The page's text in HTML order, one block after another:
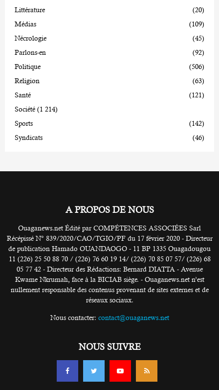
Littérature
(20)
Médias
(109)
Nécrologie
(45)
Parlons-en
(92)
Politique
(506)
Religion
(63)
Santé
(121)
Société (1 214)
Sports
(142)
Syndicats
(46)
A PROPOS DE NOUS
Ouaganews.net Édité par COMPÉTENCES ASSOCIÉES Sarl
Récépissé N° 839/2020/CAO/TGIO/PF du 17 février 2020 - Directeur
de publication Hamado OUANDAOGO - 11 BP 1335 Ouagadougou
11 (226) 25 50 88 70 / (226) 76 60 19 14/ (226) 70 85 07 57/ (226) 68
05 77 42 - Directeur des Rédactions: Bernard DIATTA - Avenue
Kwame Nkrumah, face à la BICIAB siège. - Ouaganews.net n’est
nullement responsable des contenus provenant de sites externes et de
réseaux sociaux.
Nous contacter: contact@ouaganews.net
NOUS SUIVRE